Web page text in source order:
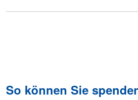
So können Sie